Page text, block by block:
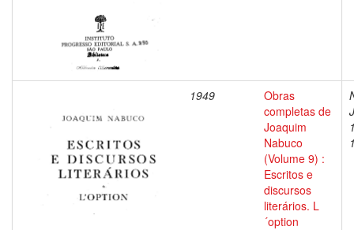
1949
Obras
completas de
Joaquim
Nabuco
(Volume 9) :
Escritos e
discursos
literários. L
´option